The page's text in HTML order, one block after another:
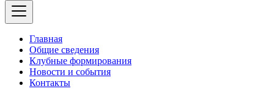
Главная
Общие сведения
Клубные формирования
Новости и события
Контакты